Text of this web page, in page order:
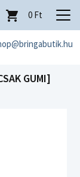
0 Ft
GUMI]